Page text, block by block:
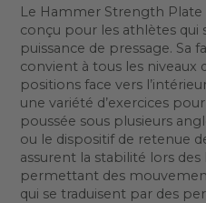
Le Hammer Strength Plate
conçu pour les athlètes qui
puissance de pressage. Sa
convient à tous les niveaux
positions face vers
une variété d’exercices
poussée sous plusieurs
ou le dispositif de retenue
assurent la stabilité lors
permettant des
qui se traduisent par des